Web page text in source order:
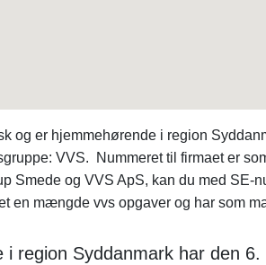
og er hjemmehørende i region
VVS. Nummeret til firmaet er
Smede og VVS ApS, kan du med SE-
en mængde vvs opgaver og har som
region Syddanmark har den